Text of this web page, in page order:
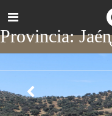
Provincia:Jaén